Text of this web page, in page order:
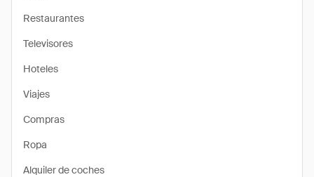
Restaurantes
Televisores
Hoteles
Viajes
Compras
Ropa
Alquiler de coches